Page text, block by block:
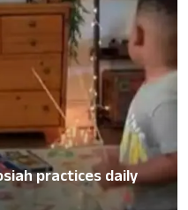
practices daily